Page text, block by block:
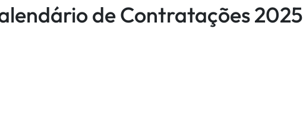
de Contratações 2025